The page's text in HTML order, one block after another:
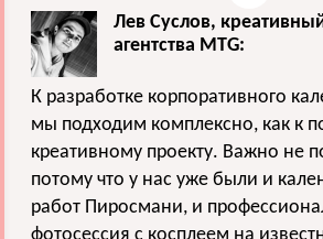
Лев Суслов,
агентства MTG:
К разработке корпоративного
мы подходим комплексно, как к
креативному проекту. Важно не
потому что у нас уже были и
работ Пиросмани, и